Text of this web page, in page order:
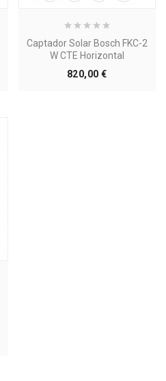
Captador Solar Bosch FKC-2
W CTE Horizontal
820,00 €Precio